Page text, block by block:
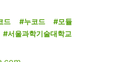
드 #누코드
#모듈
#서울과학기술대학교